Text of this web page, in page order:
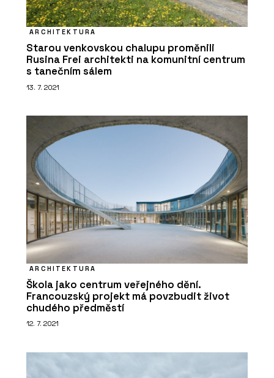
PRODUKTY
Vápenopískové tvárnice Silka - Xella
SLUŽBY
Podpora v průběhu realizace - Xella
Xella
ARCHITEKTURA
Starou venkovskou chalupu proměnili
Rusina Frei architekti na komunitní centrum
s tanečním sálem
13. 7. 2021
ARCHITEKTURA
Škola jako centrum veřejného dění.
Francouzský projekt má povzbudit život
chudého předměstí
12. 7. 2021